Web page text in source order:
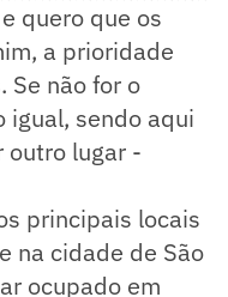
quero que os
a prioridade
Se não for o
igual, sendo aqui
outro lugar -
principais locais
na cidade de São
ocupado em